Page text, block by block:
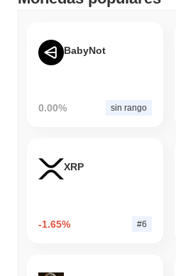
(xStock) es aproximadamente
MCDX.
mercado cripto en general?
. Esto
acción del precio de MCDX en
mercado más amplio.
BabyNot
0.00% sin rango
XRP
-1.65% #6